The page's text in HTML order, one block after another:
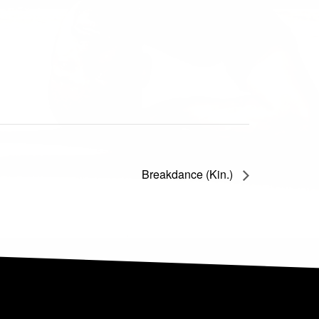
Breakdance (Kin.)